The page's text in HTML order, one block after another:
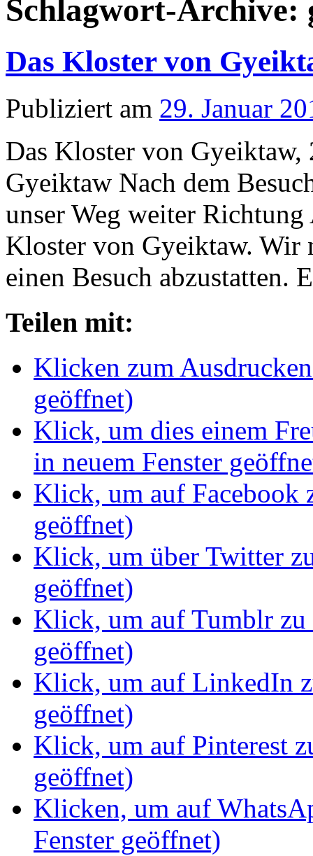
Schlagwort-Archive:
Das Kloster von
Publiziert am 29. Januar
Das Kloster von
Gyeiktaw Nach dem
unser Weg weiter
Kloster von Gyeiktaw. Wir
einen Besuch
Teilen mit:
Klicken zum
geöffnet)
Klick, um dies einem
in neuem Fenster
Klick, um auf Facebook
geöffnet)
Klick, um über Twitter
geöffnet)
Klick, um auf Tumblr zu
geöffnet)
Klick, um auf LinkedIn
geöffnet)
Klick, um auf Pinterest
geöffnet)
Klicken, um auf
Fenster geöffnet)